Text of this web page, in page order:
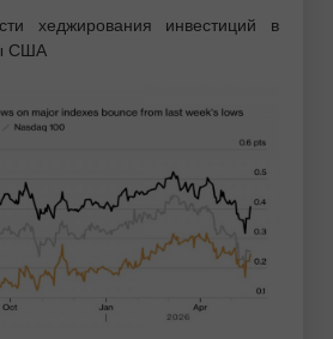
хеджирования инвестиций в
США